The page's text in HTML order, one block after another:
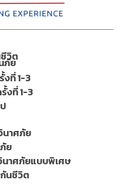
วิต
ภัย
ที่ 1-3
งที่ 1-3
นาศภัย
ย
นาศภัยแบบพิเศษ
นชีวิต